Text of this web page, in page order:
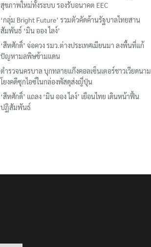
สุขภาพใหม่ทั้งระบบ รองรับอนาคต EEC
‘กลุ่ม Bright Future’ รวมตัวคัดค้านรัฐบาลไทยสาน
สัมพันธ์ ‘มิน ออง ไลง์’
‘สีหศักดิ์’ จ่อควง รมว.ต่างประเทศเมียนมา ลงพื้นที่แก้
ปัญหามลพิษข้ามแดน
ตำรวจนครบาล บุกทลายแก๊งคอลเซ็นเตอร์ชาวเวียดนาม
โยงคดีซุกไอซ์ในกล่องพัสดุส่งญี่ปุ่น
‘สีหศักดิ์’ แถลง ‘มิน ออง ไลง์’ เยือนไทย เดินหน้าฟื้น
ปฏิสัมพันธ์